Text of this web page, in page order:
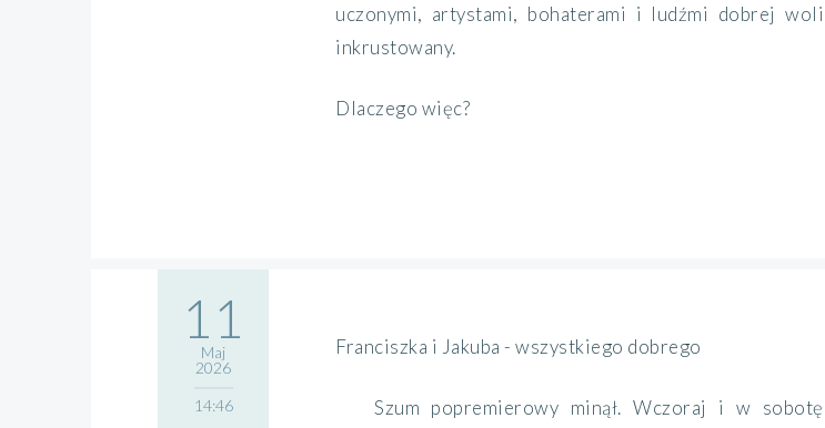
uczonymi, artystami, bohaterami i ludźmi dobrej woli
inkrustowany.
Dlaczego więc?
11
Maj
2026
14:46
Franciszka i Jakuba - wszystkiego dobrego
Szum popremierowy minął. Wczoraj i w sobotę